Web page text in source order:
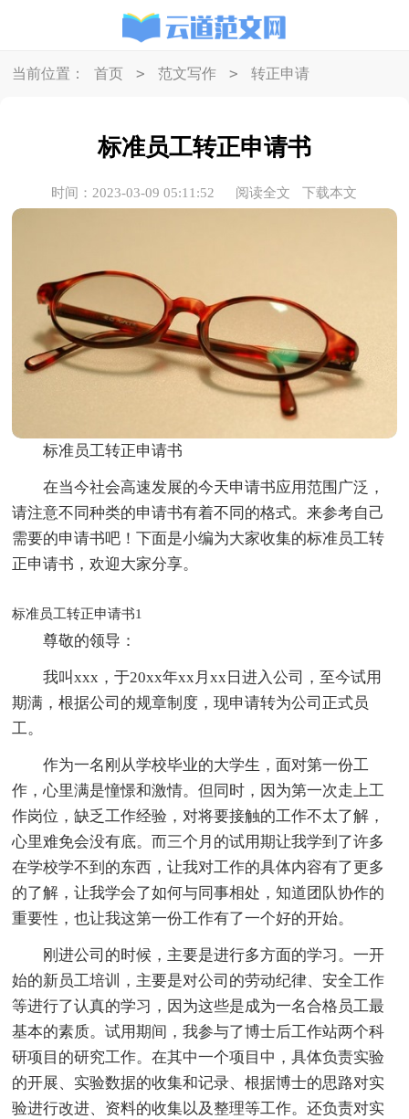
当前位置： 首页 > 范文写作 > 转正申请
标准员工转正申请书
时间：2023-03-09 05:11:52 阅读全文 下载本文
标准员工转正申请书
在当今社会高速发展的今天申请书应用范围广泛，
请注意不同种类的申请书有着不同的格式。来参考自己
需要的申请书吧！下面是小编为大家收集的标准员工转
正申请书，欢迎大家分享。
标准员工转正申请书1
尊敬的领导：
我叫xxx，于20xx年xx月xx日进入公司，至今试用
期满，根据公司的规章制度，现申请转为公司正式员
工。
作为一名刚从学校毕业的大学生，面对第一份工
作，心里满是憧憬和激情。但同时，因为第一次走上工
作岗位，缺乏工作经验，对将要接触的工作不太了解，
心里难免会没有底。而三个月的试用期让我学到了许多
在学校学不到的东西，让我对工作的具体内容有了更多
的了解，让我学会了如何与同事相处，知道团队协作的
重要性，也让我这第一份工作有了一个好的开始。
刚进公司的时候，主要是进行多方面的学习。一开
始的新员工培训，主要是对公司的劳动纪律、安全工作
等进行了认真的学习，因为这些是成为一名合格员工最
基本的素质。试用期间，我参与了博士后工作站两个科
研项目的研究工作。在其中一个项目中，具体负责实验
的开展、实验数据的收集和记录、根据博士的思路对实
验进行改进、资料的收集以及整理等工作。还负责对实